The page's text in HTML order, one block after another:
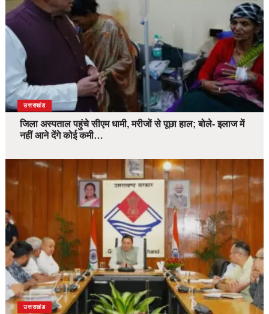
उत्तराखंड
जिला अस्पताल पहुंचे सीएम धामी, मरीजों से पूछा हाल; बोले- इलाज में
नहीं आने देंगे कोई कमी…
उत्तराखंड